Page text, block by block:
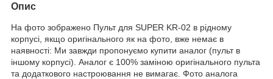
Опис
На фото зображено Пульт для SUPER KR-02 в рідному
корпусі, якщо оригінального як на фото, вже немає в
наявності: Ми завжди пропонуємо купити аналог (пульт в
іншому корпусі). Аналог є 100% заміною оригінального пульта
та додаткового настроювання не вимагає. Фото аналога